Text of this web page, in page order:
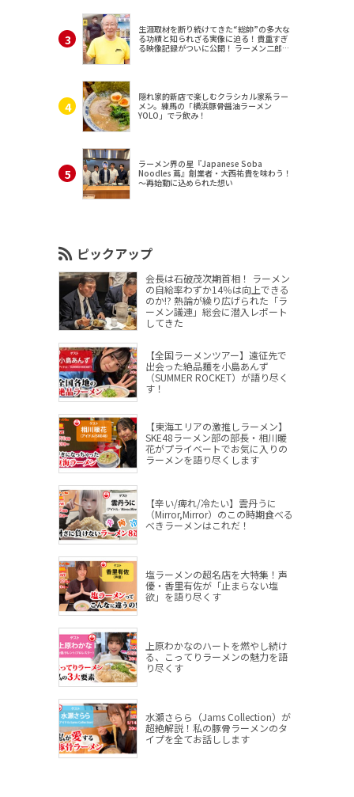
生涯取材を断り続けてきた“総帥”の多大な
る功績と知られざる実像に迫る！貴重すぎ
る映像記録がついに公開！ ラーメン二郎
隠れ家的新店で楽しむクラシカル家系ラー
メン。練馬の「横浜豚骨醤油ラーメン
YOLO」でラ飲み！
ラーメン界の星『Japanese Soba
Noodles 蔦』創業者・大西祐貴を味わう！
～再始動に込められた想い
ピックアップ
会長は石破茂次期首相！ ラーメン
の自給率わずか14％は向上できる
のか!? 熱論が繰り広げられた「ラ
ーメン議連」総会に潜入レポート
してきた
【全国ラーメンツアー】遠征先で
出会った絶品麺を小島あんず
（SUMMER ROCKET）が語り尽く
す！
【東海エリアの激推しラーメン】
SKE48ラーメン部の部長・相川暖
花がプライベートでお気に入りの
ラーメンを語り尽くします
【辛い/痺れ/冷たい】雲丹うに
（Mirror,Mirror）のこの時期食べる
べきラーメンはこれだ！
塩ラーメンの超名店を大特集！声
優・香里有佐が「止まらない塩
欲」を語り尽くす
上原わかなのハートを燃やし続け
る、こってりラーメンの魅力を語
り尽くす
水瀬さらら（Jams Collection）が
超絶解説！私の豚骨ラーメンのタ
イプを全てお話しします